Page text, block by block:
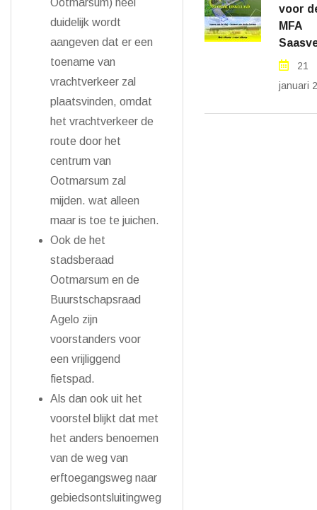
duidelijk wordt
aangeven dat er een
toename van
vrachtverkeer zal
plaatsvinden, omdat
het vrachtverkeer de
route door het
centrum van
Ootmarsum zal
mijden. wat alleen
maar is toe te juichen.
Ook de het
stadsberaad
Ootmarsum en de
Buurstschapsraad
Agelo zijn
voorstanders voor
een vrijliggend
fietspad.
Als dan ook uit het
voorstel blijkt dat met
het anders benoemen
van de weg van
erftoegangsweg naar
gebiedsontsluitingweg
voor
MFA
21
januari